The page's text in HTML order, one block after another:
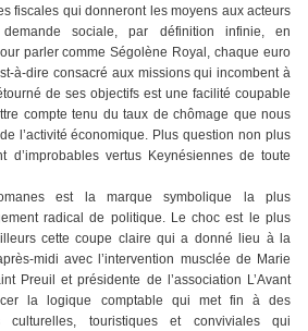
fiscales qui donneront les moyens aux acteurs
sociale, par définition infinie, en
parler comme Ségolène Royal, chaque euro
à-dire consacré aux missions qui incombent à
de ses objectifs est une facilité coupable
compte tenu du taux de chômage que nous
l’activité économique. Plus question non plus
d’improbables vertus Keynésiennes de toute
est la marque symbolique la plus
radical de politique. Le choc est le plus
cette coupe claire qui a donné lieu à la
midi avec l’intervention musclée de Marie
Preuil et présidente de l’association L’Avant
la logique comptable qui met fin à des
culturelles, touristiques et conviviales qui